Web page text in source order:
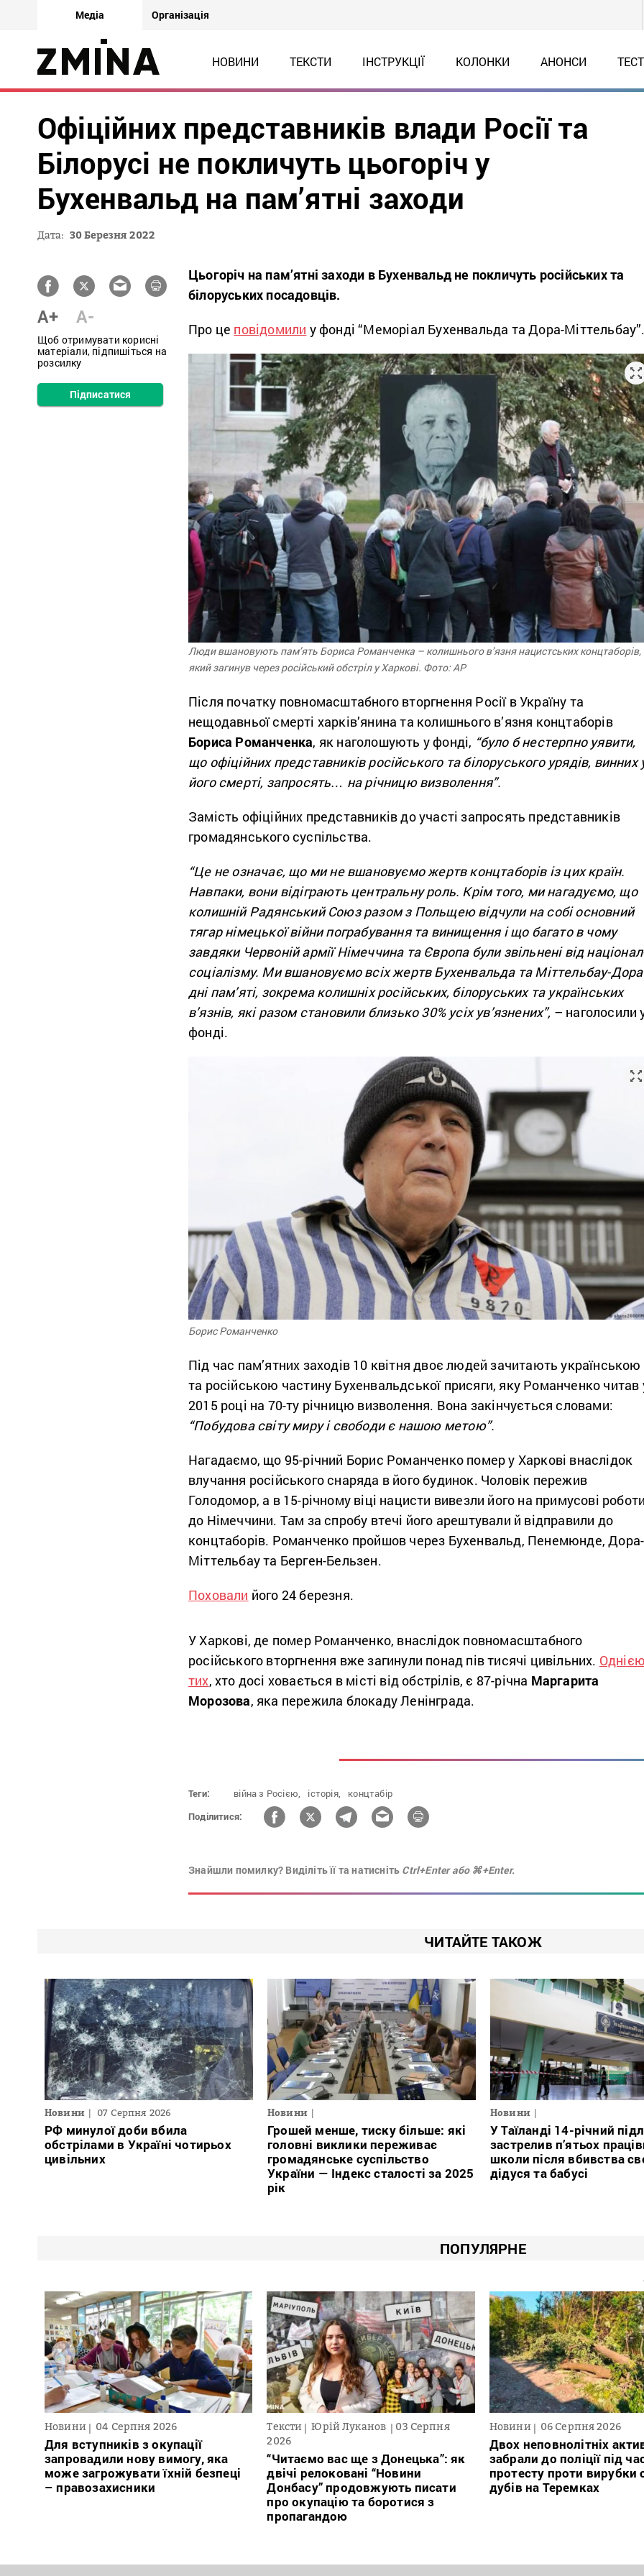
Медіа Організація
НОВИНИ ТЕКСТИ ІНСТРУКЦІЇ КОЛОНКИ АНОНСИ
Офіційних представників влади Росії та
Білорусі не покличуть цьогоріч у
Бухенвальд на пам’ятні заходи
Дата: 30 Березня 2022
A+ A-
Щоб отримувати корисні
матеріали, підпишіться на
розсилку
Підписатися
Цьогоріч на пам’ятні заходи в Бухенвальд не покличуть російських та
білоруських посадовців.
Про це повідомили у фонді “Меморіал Бухенвальда та Дора-
Люди вшановують пам’ять Бориса Романченка – колишнього в’язня нацистських концтаборів,
який загинув через російський обстріл у Харкові. Фото: AP
Після початку повномасштабного вторгнення Росії в Україну та
нещодавньої смерті харків’янина та колишнього в’язня концтаборів
Бориса Романченка, як наголошують у фонді, “було б нестерпно уявити,
що офіційних представників російського та білоруського урядів, винних
його смерті, запросять… на річницю визволення”.
Замість офіційних представників до участі запросять представників
громадянського суспільства.
“Це не означає, що ми не вшановуємо жертв концтаборів із цих країн.
Навпаки, вони відіграють центральну роль. Крім того, ми нагадуємо, що
колишній Радянський Союз разом з Польщею відчули на собі основний
тягар німецької війни пограбування та винищення і що багато в чому
завдяки Червоній армії Німеччина та Європа були звільнені від
соціалізму. Ми вшановуємо всіх жертв Бухенвальда та Міттельбау-
дні пам’яті, зокрема колишніх російських, білоруських та українських
в’язнів, які разом становили близько 30% усіх ув’язнених”, – наголосили
фонді.
Борис Романченко
Під час пам’ятних заходів 10 квітня двоє людей зачитають українською
та російською частину Бухенвальдської присяги, яку Романченко читав
2015 році на 70-ту річницю визволення. Вона закінчується словами:
“Побудова світу миру і свободи є нашою метою”.
Нагадаємо, що 95-річний Борис Романченко помер у Харкові внаслідок
влучання російського снаряда в його будинок. Чоловік пережив
Голодомор, а в 15-річному віці нацисти вивезли його на примусові
до Німеччини. Там за спробу втечі його арештували й відправили до
концтаборів. Романченко пройшов через Бухенвальд, Пенемюнде, Дора-
Міттельбау та Берген-Бельзен.
Поховали його 24 березня.
У Харкові, де помер Романченко, внаслідок повномасштабного
російського вторгнення вже загинули понад пів тисячі цивільних.
тих, хто досі ховається в місті від обстрілів, є 87-річна Маргарита
Морозова, яка пережила блокаду Ленінграда.
Теги: війна з Росією, історія,
концтабір
Поділитися:
Знайшли помилку? Виділіть її та натисніть Ctrl+Enter або ⌘+Enter.
ЧИТАЙТЕ ТАКОЖ
Новини 07 Серпня 2026
РФ минулої доби вбила
обстрілами в Україні чотирьох
цивільних
Новини
Грошей менше, тиску більше: які
головні виклики переживає
громадянське суспільство
України — Індекс сталості за 2025
рік
Новини
У Таїланді 14-річний
застрелив п’ятьох
школи після вбивства
дідуся та бабусі
ПОПУЛЯРНЕ
Новини 04 Серпня 2026
Для вступників з окупації
запровадили нову вимогу, яка
може загрожувати їхній безпеці
– правозахисники
Тексти Юрій Луканов
03 Серпня
2026
“Читаємо вас ще з Донецька”: як
двічі релоковані “Новини
Донбасу” продовжують писати
про окупацію та боротися з
пропагандою
Новини 06 Серпня 2026
Двох неповнолітніх
забрали до поліції під
протесту проти вирубки
дубів на Теремках